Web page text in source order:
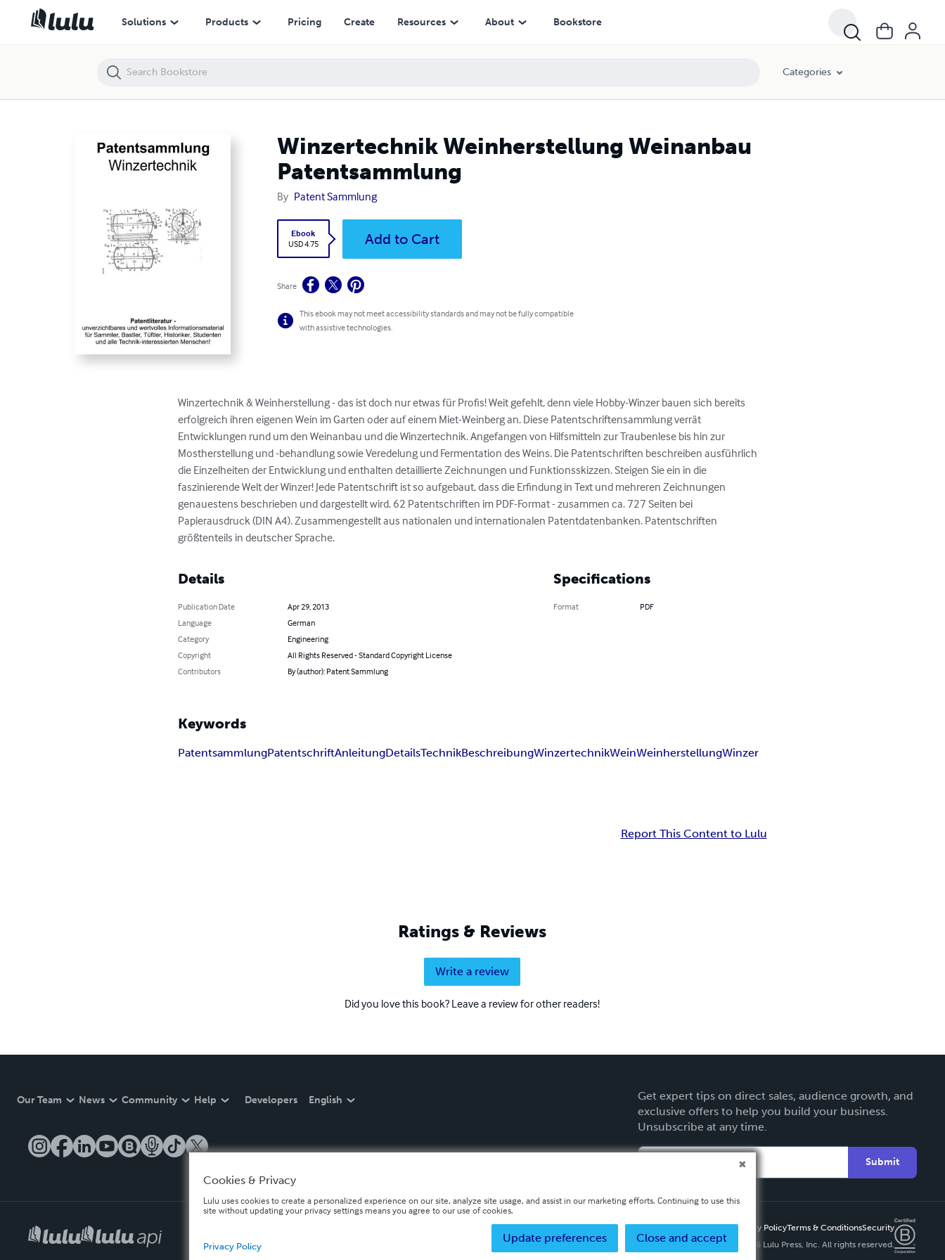
Solutions Products Pricing Create Resources About Bookstore
Categories
Winzertechnik Weinherstellung Weinanbau
Patentsammlung
By Patent Sammlung
Ebook
USD 4.75
Add to Cart
Share
This ebook may not meet accessibility standards and may not be fully compatible
with assistive technologies.
Winzertechnik & Weinherstellung - das ist doch nur etwas für Profis! Weit gefehlt, denn viele Hobby-Winzer bauen sich bereits
erfolgreich ihren eigenen Wein im Garten oder auf einem Miet-Weinberg an. Diese Patentschriftensammlung verrät
Entwicklungen rund um den Weinanbau und die Winzertechnik. Angefangen von Hilfsmitteln zur Traubenlese bis hin zur
Mostherstellung und -behandlung sowie Veredelung und Fermentation des Weins. Die Patentschriften beschreiben ausführlich
die Einzelheiten der Entwicklung und enthalten detaillierte Zeichnungen und Funktionsskizzen. Steigen Sie ein in die
faszinierende Welt der Winzer! Jede Patentschrift ist so aufgebaut, dass die Erfindung in Text und mehreren Zeichnungen
genauestens beschrieben und dargestellt wird. 62 Patentschriften im PDF-Format - zusammen ca. 727 Seiten bei
Papierausdruck (DIN A4). Zusammengestellt aus nationalen und internationalen Patentdatenbanken. Patentschriften
größtenteils in deutscher Sprache.
Details
Publication Date
Apr 29, 2013
Language
German
Category
Engineering
Copyright
All Rights Reserved - Standard Copyright License
Contributors
By (author): Patent Sammlung
Specifications
Format PDF
Keywords
PatentsammlungPatentschriftAnleitungDetailsTechnikBeschreibungWinzertechnikWeinWeinherstellungWinzer
Report This Content to Lulu
Ratings & Reviews
Write a review
Did you love this book? Leave a review for other readers!
Our Team News Community Help Developers English
Get expert tips on direct sales, audience growth, and
exclusive offers to help you build your business.
Unsubscribe at any time.
Submit
Privacy PolicyTerms & ConditionsSecurity
Copyright ©
2026 Lulu Press, Inc. All rights reserved.
Winzertechnik Weinherstellung Weinanbau Patentsammlung
Cookies & Privacy
Lulu uses cookies to create a personalized experience on our site, analyze site usage, and assist in our marketing efforts. Continuing to use this
site without updating your privacy settings means you agree to our use of cookies.
Close and accept
Update preferences
Privacy Policy